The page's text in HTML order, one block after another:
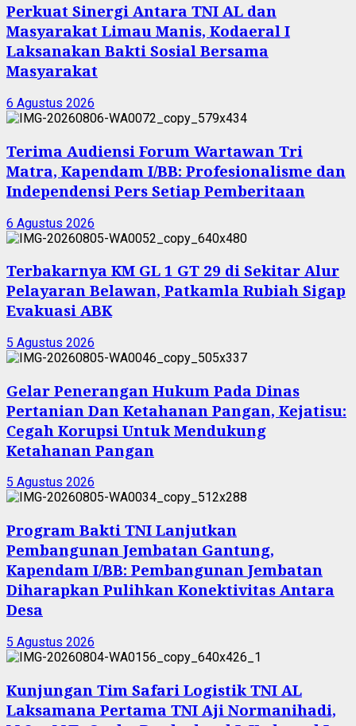
Perkuat Sinergi Antara TNI AL dan
Masyarakat Limau Manis, Kodaeral I
Laksanakan Bakti Sosial Bersama
Masyarakat
6 Agustus 2026
Terima Audiensi Forum Wartawan Tri
Matra, Kapendam I/BB: Profesionalisme dan
Independensi Pers Setiap Pemberitaan
6 Agustus 2026
Terbakarnya KM GL 1 GT 29 di Sekitar Alur
Pelayaran Belawan, Patkamla Rubiah Sigap
Evakuasi ABK
5 Agustus 2026
Gelar Penerangan Hukum Pada Dinas
Pertanian Dan Ketahanan Pangan, Kejatisu:
Cegah Korupsi Untuk Mendukung
Ketahanan Pangan
5 Agustus 2026
Program Bakti TNI Lanjutkan
Pembangunan Jembatan Gantung,
Kapendam I/BB: Pembangunan Jembatan
Diharapkan Pulihkan Konektivitas Antara
Desa
5 Agustus 2026
Kunjungan Tim Safari Logistik TNI AL
Laksamana Pertama TNI Aji Normanihadi,